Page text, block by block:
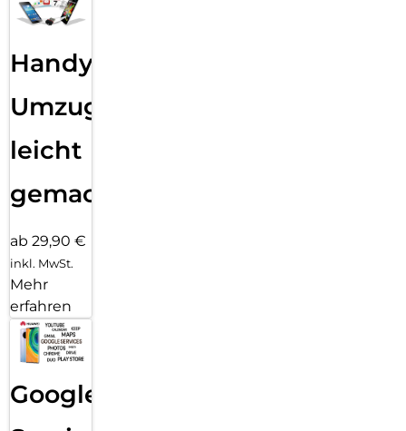
Handy
Umzug
leicht
gemacht!
ab 29,90 €
inkl. MwSt.
Mehr
erfahren
Google